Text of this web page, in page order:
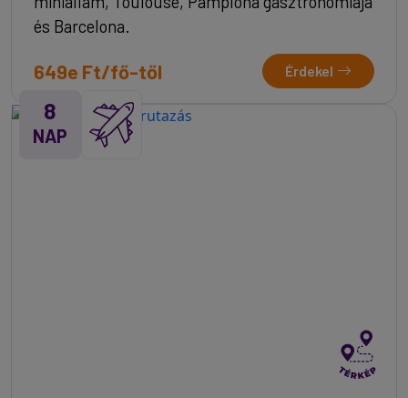
és Barcelona.
649e Ft/fő-től Érdekel
8
NAP